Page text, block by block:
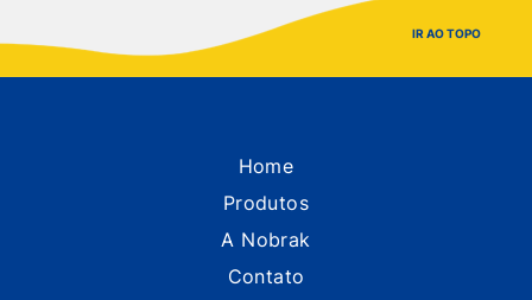
IR AO TOPO
Home
Produtos
A Nobrak
Contato